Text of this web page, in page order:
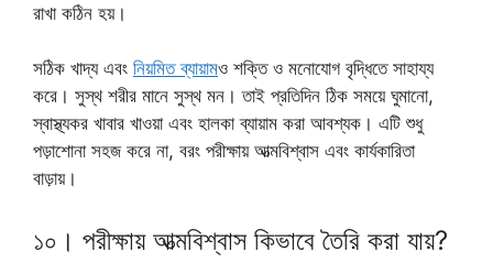
রাখা কঠিন হয়।
সঠিক খাদ্য এবং নিয়মিত ব্যায়ামও শক্তি ও মনোযোগ বৃদ্ধিতে সাহায্য
করে। সুস্থ শরীর মানে সুস্থ মন। তাই প্রতিদিন ঠিক সময়ে ঘুমানো,
স্বাস্থ্যকর খাবার খাওয়া এবং হালকা ব্যায়াম করা আবশ্যক। এটি শুধু
পড়াশোনা সহজ করে না, বরং পরীক্ষায় আত্মবিশ্বাস এবং কার্যকারিতা
বাড়ায়।
১০। পরীক্ষায় আত্মবিশ্বাস কিভাবে তৈরি করা যায়?